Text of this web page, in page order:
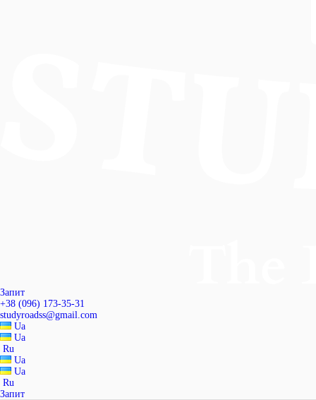
Запит
+38 (096) 173-35-31
studyroadss@gmail.com
Ua
Ua
Ru
Ua
Ua
Ru
Запит